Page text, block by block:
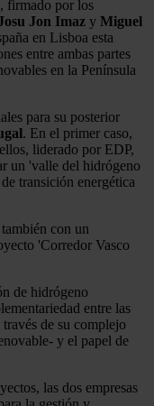
firmado por los
Jon Imaz y Miguel
en Lisboa esta
entre ambas partes
en la Península
para su posterior
. En el primer caso,
liderado por EDP,
un 'valle del hidrógeno
transición energética
con un
'Corredor Vasco
de hidrógeno
entre las
de su complejo
y el papel de
las dos empresas